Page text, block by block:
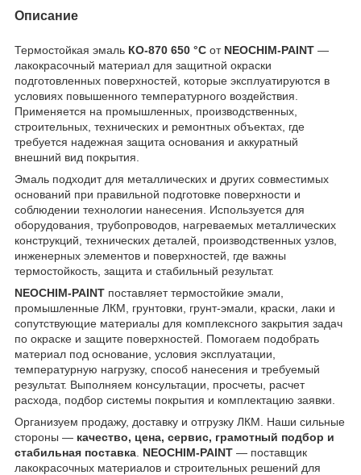
Описание
Термостойкая эмаль КО-870 650 °C от NEOCHIM-PAINT —
лакокрасочный материал для защитной окраски
подготовленных поверхностей, которые эксплуатируются в
условиях повышенного температурного воздействия.
Применяется на промышленных, производственных,
строительных, технических и ремонтных объектах, где
требуется надежная защита основания и аккуратный
внешний вид покрытия.
Эмаль подходит для металлических и других совместимых
оснований при правильной подготовке поверхности и
соблюдении технологии нанесения. Используется для
оборудования, трубопроводов, нагреваемых металлических
конструкций, технических деталей, производственных узлов,
инженерных элементов и поверхностей, где важны
термостойкость, защита и стабильный результат.
NEOCHIM-PAINT поставляет термостойкие эмали,
промышленные ЛКМ, грунтовки, грунт-эмали, краски, лаки и
сопутствующие материалы для комплексного закрытия задач
по окраске и защите поверхностей. Помогаем подобрать
материал под основание, условия эксплуатации,
температурную нагрузку, способ нанесения и требуемый
результат. Выполняем консультации, просчеты, расчет
расхода, подбор системы покрытия и комплектацию заявки.
Организуем продажу, доставку и отгрузку ЛКМ. Наши сильные
стороны — качество, цена, сервис, грамотный подбор и
стабильная поставка NEOCHIM-PAINT — поставщик
лакокрасочных материалов и строительных решений для